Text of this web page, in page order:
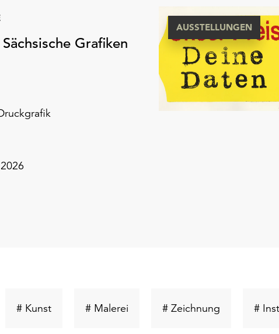
Grafiken
AUSSTELLUNGEN
# KunstSchlüsselwort
# MalereiSchlüsselwort# Zeichnung #